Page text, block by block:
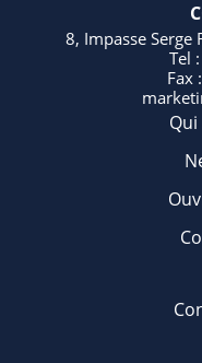
8, Impasse Serge
Tel
Fax